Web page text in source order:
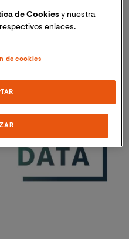
de Cookies y nuestra
enlaces.
de cookies